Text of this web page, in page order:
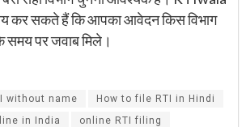
कर सकते हैं कि आपका आवेदन किस विभाग
समय पर जवाब मिले।
without name
How to file RTI in Hindi
in India
online RTI filing